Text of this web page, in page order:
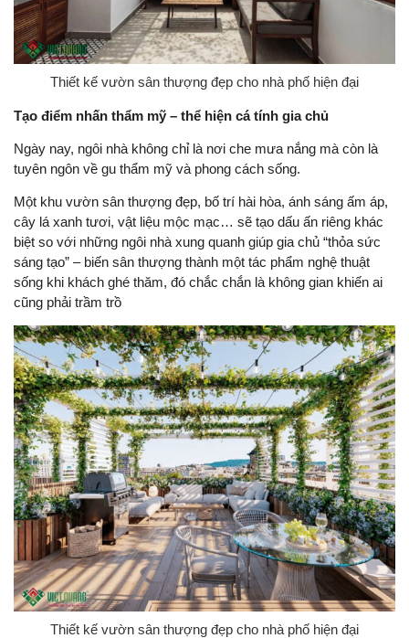
Thiết kế vườn sân thượng đẹp cho nhà phố hiện đại
Tạo điểm nhấn thẩm mỹ – thể hiện cá tính gia chủ
Ngày nay, ngôi nhà không chỉ là nơi che mưa nắng mà còn là
tuyên ngôn về gu thẩm mỹ và phong cách sống.
Một khu vườn sân thượng đẹp, bố trí hài hòa, ánh sáng ấm áp,
cây lá xanh tươi, vật liệu mộc mạc… sẽ tạo dấu ấn riêng khác
biệt so với những ngôi nhà xung quanh giúp gia chủ “thỏa sức
sáng tạo” – biến sân thượng thành một tác phẩm nghệ thuật
sống khi khách ghé thăm, đó chắc chắn là không gian khiến ai
cũng phải trầm trồ
Thiết kế vườn sân thượng đẹp cho nhà phố hiện đại